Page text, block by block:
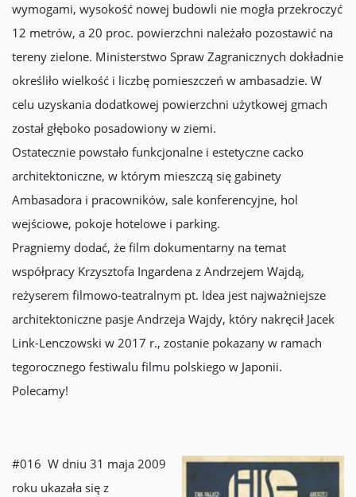
wymogami, wysokość nowej budowli nie mogła przekroczyć
12 metrów, a 20 proc. powierzchni należało pozostawić na
tereny zielone. Ministerstwo Spraw Zagranicznych dokładnie
określiło wielkość i liczbę pomieszczeń w ambasadzie. W
celu uzyskania dodatkowej powierzchni użytkowej gmach
został głęboko posadowiony w ziemi.
Ostatecznie powstało funkcjonalne i estetyczne cacko
architektoniczne, w którym mieszczą się gabinety
Ambasadora i pracowników, sale konferencyjne, hol
wejściowe, pokoje hotelowe i parking.
Pragniemy dodać, że film dokumentarny na temat
współpracy Krzysztofa Ingardena z Andrzejem Wajdą,
reżyserem filmowo-teatralnym pt. Idea jest najważniejsze
architektoniczne pasje Andrzeja Wajdy, który nakręcił Jacek
Link-Lenczowski w 2017 r., zostanie pokazany w ramach
tegorocznego festiwalu filmu polskiego w Japonii.
Polecamy!
#016 W dniu 31 maja 2009
roku ukazała się z